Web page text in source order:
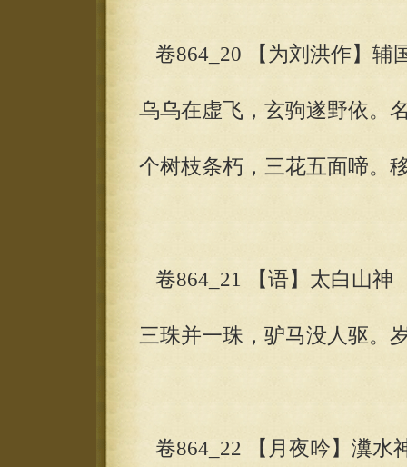
卷864_20 【为刘洪作】辅
乌乌在虚飞，玄驹遂野依。
个树枝条朽，三花五面啼。
卷864_21 【语】太白山神
三珠并一珠，驴马没人驱。
卷864_22 【月夜吟】瀵水